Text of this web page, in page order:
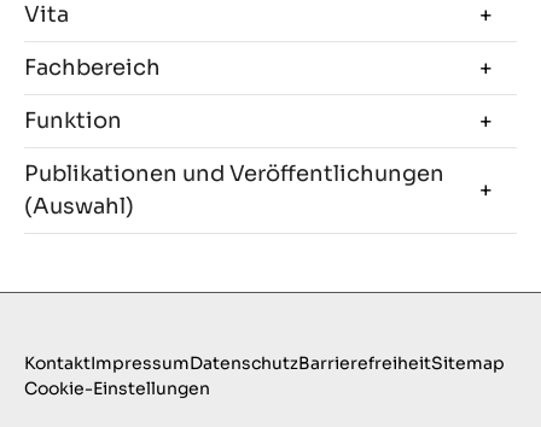
Vita
Fachbereich
Funktion
Publikationen und Veröffentlichungen
(Auswahl)
KontaktImpressumDatenschutzBarrierefreiheitSitemap
Cookie-Einstellungen